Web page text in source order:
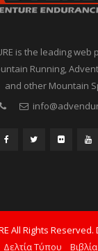
is the leading web
Running,
and other Mountain
All Rights
Δελτία Τύπου Βιβλία